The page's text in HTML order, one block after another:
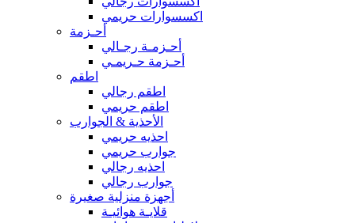
اكسسوارات حريمي
أحـزمة
أحـزمـة رجـالي
أحـزمة حـريمـي
اطقم
اطقم رجالي
اطقم حريمي
الأحذية & الجوارب
احذيه حريمي
جوارب حريمي
احذيه رجالي
جوارب رجالي
أجهزة منزلية صغيرة
قلايـة هوائيـة